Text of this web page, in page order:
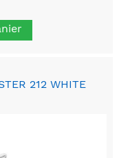
212 WHITE